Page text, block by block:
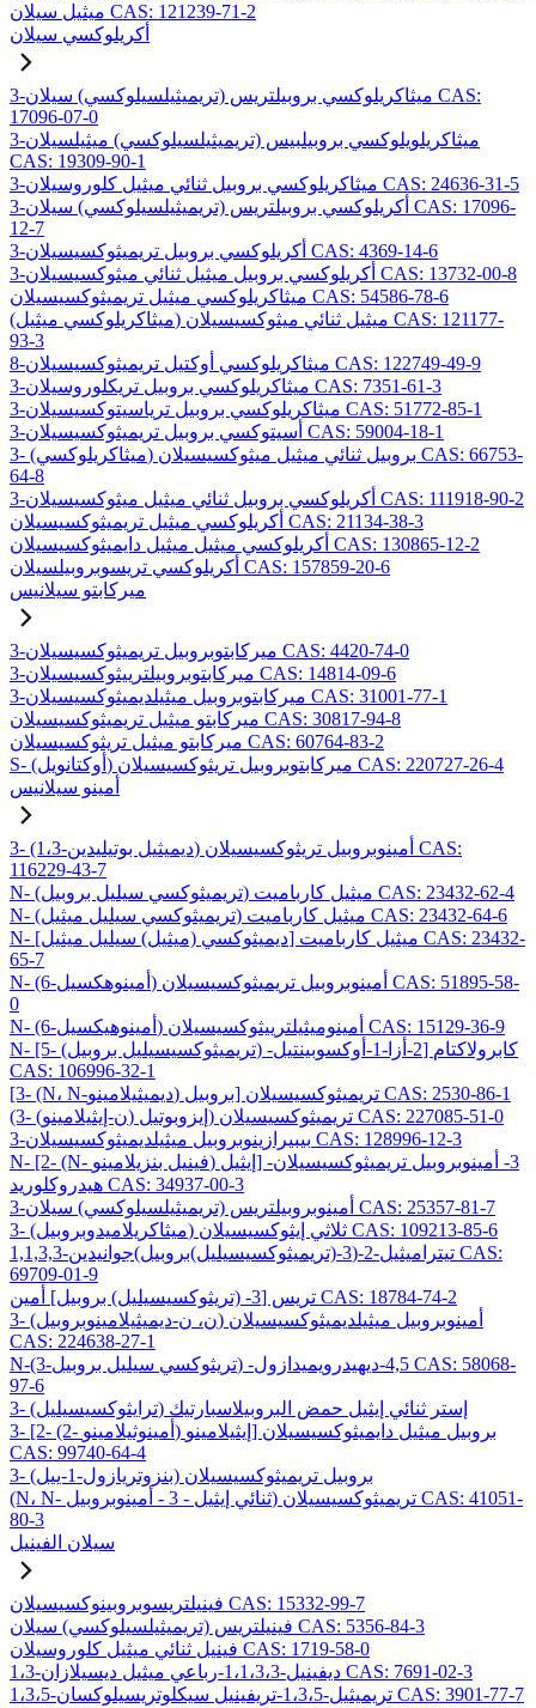
ميثيل سيلان CAS: 121239-71-2
أكريلوكسي سيلان
3-ميثاكريلوكسي بروبيلتريس (تريميثيلسيلوكسي) سيلان CAS:
17096-07-0
3-ميثاكريلويلوكسي بروبيلبيس (تريميثيلسيلوكسي) ميثيلسيلان
CAS: 19309-90-1
3-ميثاكريلوكسي بروبيل ثنائي ميثيل كلوروسيلان CAS: 24636-31-5
3-أكريلوكسي بروبيلتريس (تريميثيلسيلوكسي) سيلان CAS: 17096-
12-7
3-أكريلوكسي بروبيل تريميثوكسيسيلان CAS: 4369-14-6
3-أكريلوكسي بروبيل ميثيل ثنائي ميثوكسيسيلان CAS: 13732-00-8
ميثاكريلوكسي ميثيل تريميثوكسيسيلان CAS: 54586-78-6
(ميثاكريلوكسي ميثيل) ميثيل ثنائي ميثوكسيسيلان CAS: 121177-
93-3
8-ميثاكريلوكسي أوكتيل تريميثوكسيسيلان CAS: 122749-49-9
3-ميثاكريلوكسي بروبيل تريكلوروسيلان CAS: 7351-61-3
3-ميثاكريلوكسي بروبيل ترياسيتوكسيسيلان CAS: 51772-85-1
3-أسيتوكسي بروبيل تريميثوكسيسيلان CAS: 59004-18-1
3- (ميثاكريلوكسي) بروبيل ثنائي ميثيل ميثوكسيسيلان CAS: 66753-
64-8
3-أكريلوكسي بروبيل ثنائي ميثيل ميثوكسيسيلان CAS: 111918-90-2
أكريلوكسي ميثيل تريميثوكسيسيلان CAS: 21134-38-3
أكريلوكسي ميثيل ميثيل دايميثوكسيسيلان CAS: 130865-12-2
أكريلوكسي تريسوبروبيلسيلان CAS: 157859-20-6
ميركابتو سيلانيس
3-ميركابتوبروبيل تريميثوكسيسيلان CAS: 4420-74-0
3-ميركابتوبروبيلترييثوكسيسيلان CAS: 14814-09-6
3-ميركابتوبروبيل ميثيلديميثوكسيسيلان CAS: 31001-77-1
ميركابتو ميثيل تريميثوكسيسيلان CAS: 30817-94-8
ميركابتو ميثيل تريثوكسيسيلان CAS: 60764-83-2
S- (أوكتانويل) ميركابتوبروبيل تريثوكسيسيلان CAS: 220727-26-4
أمينو سيلانيس
3- (1،3-ديميثيل بوتيليدين) أمينوبروبيل تريثوكسيسيلان CAS:
116229-43-7
N- (تريميثوكسي سيليل بروبيل) ميثيل كارباميت CAS: 23432-62-4
N- (تريميثوكسي سيليل ميثيل) ميثيل كارباميت CAS: 23432-64-6
N- [ديميثوكسي (ميثيل) سيليل ميثيل] ميثيل كارباميت CAS: 23432-
65-7
N- (6-أمينوهكسيل) أمينوبروبيل تريميثوكسيسيلان CAS: 51895-58-
0
N- (6-أمينوهيكسيل) أمينوميثيلترييثوكسيسيلان CAS: 15129-36-9
N- [5- (تريميثوكسيسيليل بروبيل) -2-أزا-1-أوكسوبينتيل] كابرولاكتام
CAS: 106996-32-1
[3- (N، N-ديميثيلامينو) بروبيل] تريميثوكسيسيلان CAS: 2530-86-1
(3- (ن-إيثيلامينو) إيزوبوتيل) تريميثوكسيسيلان CAS: 227085-51-0
3-بيبيرازينوبروبيل ميثيلديميثوكسيسيلان CAS: 128996-12-3
N- [2- (N- فينيل بنزيلامينو) إيثيل] -3- أمينوبروبيل تريميثوكسيسيلان
هيدروكلوريد CAS: 34937-00-3
3-أمينوبروبيلتريس (تريميثيلسيلوكسي) سيلان CAS: 25357-81-7
3- (ميثاكريلاميدوبروبيل) ثلاثي إيثوكسيسيلان CAS: 109213-85-6
1,1,3,3-تيتراميثيل-2-(3-(تريميثوكسيسيليل)بروبيل)جوانيدين CAS:
69709-01-9
تريس [3- (تريثوكسيسيليل) بروبيل] أمين CAS: 18784-74-2
3- (ن، ن-ديميثيلامينوبروبيل) أمينوبروبيل ميثيلديميثوكسيسيلان
CAS: 224638-27-1
N-(3-تريثوكسي سيليل بروبيل) -4,5-ديهيدرويميدازول CAS: 58068-
97-6
3- (ترايثوكسيسيليل) إستر ثنائي إيثيل حمض البروبيلاسبارتيك
3- [2- (2- أمينوثيلامينو) إيثيلامينو] بروبيل ميثيل دايميثوكسيسيلان
CAS: 99740-64-4
3- (بنزوتريازول-1-ييل) بروبيل تريميثوكسيسيلان
(N، N- ثنائي إيثيل - 3 - أمينوبروبيل) تريميثوكسيسيلان CAS: 41051-
80-3
سيلان الفينيل
فينيلتريسوبروبينوكسيسيلان CAS: 15332-99-7
فينيلتريس (تريميثيلسيلوكسي) سيلان CAS: 5356-84-3
فينيل ثنائي ميثيل كلوروسيلان CAS: 1719-58-0
1،3-ديفينيل-1،1،3،3-رباعي ميثيل ديسيلازان CAS: 7691-02-3
1،3،5-تريميثيل-1،3،5-تريفينيل سيكلوتريسيلوكسان CAS: 3901-77-7